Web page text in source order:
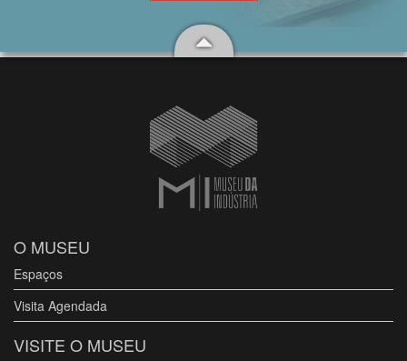
O MUSEU
Espaços
Visita Agendada
VISITE O MUSEU